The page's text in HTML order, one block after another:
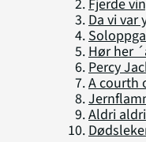
Fjerde
Da vi var
Hør her
Percy
A courth
Aldri aldri